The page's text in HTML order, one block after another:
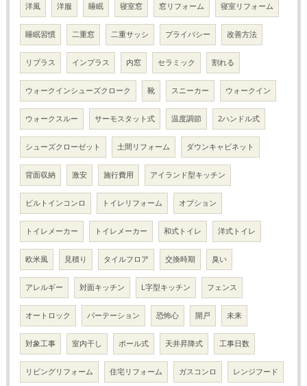
洋風 洋服 睡眠 寝室窓 窓リフォーム 寝室リフォーム
睡眠習慣 二重窓 二重サッシ プライバシー 改善方法
リプラス インプラス 内窓 セラミック 割れる
ウォークインシューズクローク 靴 スニーカー ウォークイン
ウォークスルー サーモスタット式 温度調節 2ハンドル式
シューズクローゼット 土間リフォーム ダウンキャビネット
背面収納 激安 施行費用 アイランド型キッチン
ビルトインコンロ トイレリフォーム オプション
トイレメーカー トイレメーカー 和式トイレ 洋式トイレ
欧米風 見積り タイルフロア 交換時期 臭い
アレルギー 対面キッチン L字型キッチン フェンス
オートロック パーテーション 恐怖心 開戸 未来
対象工事 室内干し ポール式 天井昇降式 工事日数
リビングリフォーム 住宅リフォーム ガスコンロ レンジフード